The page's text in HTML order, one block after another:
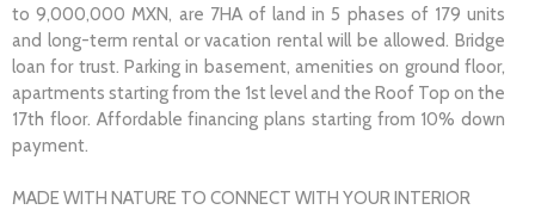
to 9,000,000 MXN, are 7HA of land in 5 phases of 179 units
and long-term rental or vacation rental will be allowed. Bridge
loan for trust. Parking in basement, amenities on ground floor,
apartments starting from the 1st level and the Roof Top on the
17th floor. Affordable financing plans starting from 10% down
payment.
MADE WITH NATURE TO CONNECT WITH YOUR INTERIOR